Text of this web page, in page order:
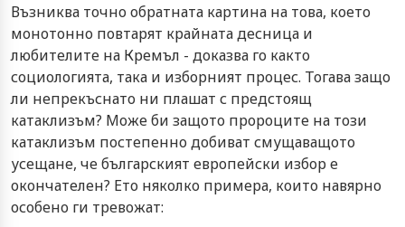
Възниква точно обратната картина на това, което
монотонно повтарят крайната десница и
любителите на Кремъл - доказва го както
социологията, така и изборният процес. Тогава защо
ли непрекъснато ни плашат с предстоящ
катаклизъм? Може би защото пророците на този
катаклизъм постепенно добиват смущаващото
усещане, че българският европейски избор е
окончателен? Ето няколко примера, които навярно
особено ги тревожат: